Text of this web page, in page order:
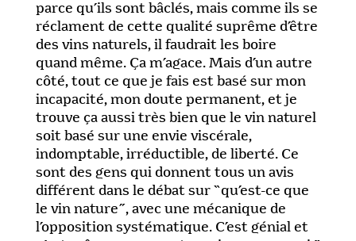
parce qu’ils sont bâclés, mais comme ils se
réclament de cette qualité suprême d’être
des vins naturels, il faudrait les boire
quand même. Ça m’agace. Mais d’un autre
côté, tout ce que je fais est basé sur mon
incapacité, mon doute permanent, et je
trouve ça aussi très bien que le vin naturel
soit basé sur une envie viscérale,
indomptable, irréductible, de liberté. Ce
sont des gens qui donnent tous un avis
différent dans le débat sur “qu’est-ce que
le vin nature”, avec une mécanique de
l’opposition systématique. C’est génial et